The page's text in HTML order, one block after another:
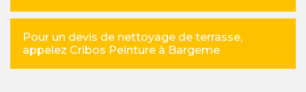
Pour un devis de nettoyage de terrasse,
appelez Cribos Peinture à Bargeme